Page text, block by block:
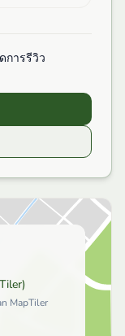
การรีวิว
MapTiler